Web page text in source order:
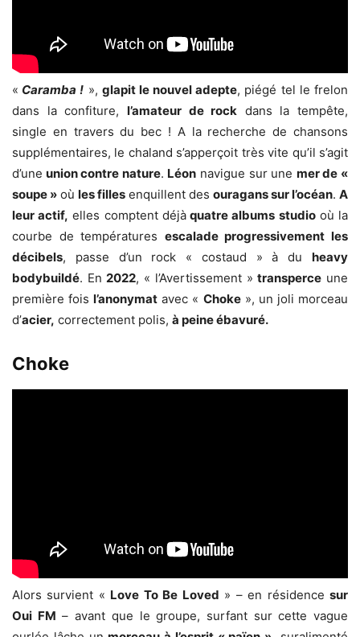
« Caramba ! », glapit le nouvel adepte, piégé tel le frelon
dans la confiture, l’amateur de rock dans la tempête,
single en travers du bec ! A la recherche de chansons
supplémentaires, le chaland s’apperçoit très vite qu’il s’agit
d’une union contre nature. Léon navigue sur une mer de «
soupe » où les filles enquillent des ouragans sur l’océan. A
leur actif, elles comptent déjàquatre albums studiooù la
courbe de températures escalade progressivement les
décibels, passe d’un rock « costaud » à du heavy
bodybuildé. En2022, « l’Avertissement »transperce une
première foisl’anonymat avec « Choke», un joli morceau
d’acier, correctement polis, à peine ébavuré.
Choke
Alors survient « Love To Be Loved » – en résidencesur
Oui FM – avant que le groupe, surfant sur cette vague